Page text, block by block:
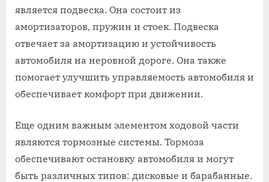
является подвеска. Она состоит из
амортизаторов, пружин и стоек. Подвеска
отвечает за амортизацию и устойчивость
автомобиля на неровной дороге. Она также
помогает улучшить управляемость автомобиля и
обеспечивает комфорт при движении.
Еще одним важным элементом ходовой части
являются тормозные системы. Тормоза
обеспечивают остановку автомобиля и могут
быть различных типов: дисковые и барабанные.